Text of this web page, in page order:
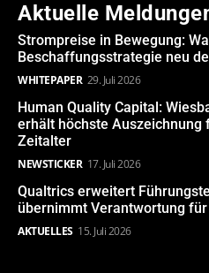
Aktuelle
Strompreise in Bewegung:
Beschaffungsstrategie neu
WHITEPAPER 29. Juli 2026
Human Quality Capital:
erhält höchste
Zeitalter
NEWSTICKER 17. Juli 2026
Qualtrics erweitert
übernimmt Verantwortung für
AKTUELLES 15. Juli 2026